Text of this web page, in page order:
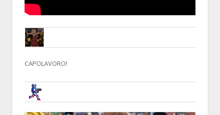
THE BENSO8 APRIL 2014, 15:29:20RE:YOUTUBE, NOSTRA CROCE E DELIZIA
CAPOLAVORO!
BRUNOB8 APRIL 2014, 18:05:03RE:YOUTUBE, NOSTRA CROCE E DELIZIA